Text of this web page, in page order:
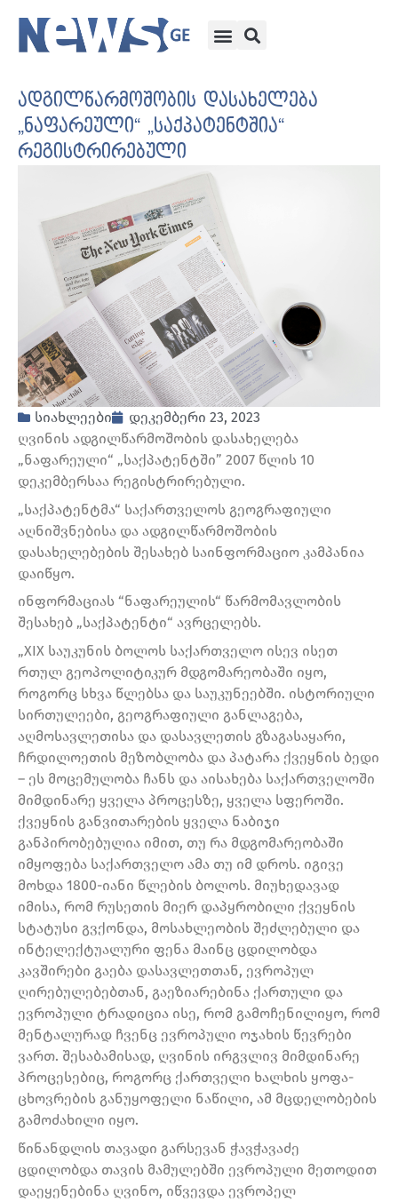
ადგილწარმოშობის დასახელება
„ნაფარეული“ „საქპატენტშია“
რეგისტრირებული
სიახლეები
დეკემბერი 23, 2023
ღვინის ადგილწარმოშობის დასახელება
„ნაფარეული“ „საქპატენტში” 2007 წლის 10
დეკემბერსაა რეგისტრირებული.
„საქპატენტმა“ საქართველოს გეოგრაფიული
აღნიშვნებისა და ადგილწარმოშობის
დასახელებების შესახებ საინფორმაციო კამპანია
დაიწყო.
ინფორმაციას “ნაფარეულის“ წარმომავლობის
შესახებ „საქპატენტი“ ავრცელებს.
„XIX საუკუნის ბოლოს საქართველო ისევ ისეთ
რთულ გეოპოლიტიკურ მდგომარეობაში იყო,
როგორც სხვა წლებსა და საუკუნეებში. ისტორიული
სირთულეები, გეოგრაფიული განლაგება,
აღმოსავლეთისა და დასავლეთის გზაგასაყარი,
ჩრდილოეთის მეზობლობა და პატარა ქვეყნის ბედი
– ეს მოცემულობა ჩანს და აისახება საქართველოში
მიმდინარე ყველა პროცესზე, ყველა სფეროში.
ქვეყნის განვითარების ყველა ნაბიჯი
განპირობებულია იმით, თუ რა მდგომარეობაში
იმყოფება საქართველო ამა თუ იმ დროს. იგივე
მოხდა 1800-იანი წლების ბოლოს. მიუხედავად
იმისა, რომ რუსეთის მიერ დაპყრობილი ქვეყნის
სტატუსი გვქონდა, მოსახლეობის შეძლებული და
ინტელექტუალური ფენა მაინც ცდილობდა
კავშირები გაება დასავლეთთან, ევროპულ
ღირებულებებთან, გაეზიარებინა ქართული და
ევროპული ტრადიცია ისე, რომ გამოჩენილიყო, რომ
მენტალურად ჩვენც ევროპული ოჯახის წევრები
ვართ. შესაბამისად, ღვინის ირგვლივ მიმდინარე
პროცესებიც, როგორც ქართველი ხალხის ყოფა-
ცხოვრების განუყოფელი ნაწილი, ამ მცდელობების
გამოძახილი იყო.
წინანდლის თავადი გარსევან ჭავჭავაძე
ცდილობდა თავის მამულებში ევროპული მეთოდით
დაეყენებინა ღვინო, იწვევდა ევროპელ